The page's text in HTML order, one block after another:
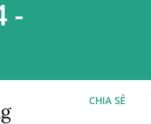
-
CHIA SẺ